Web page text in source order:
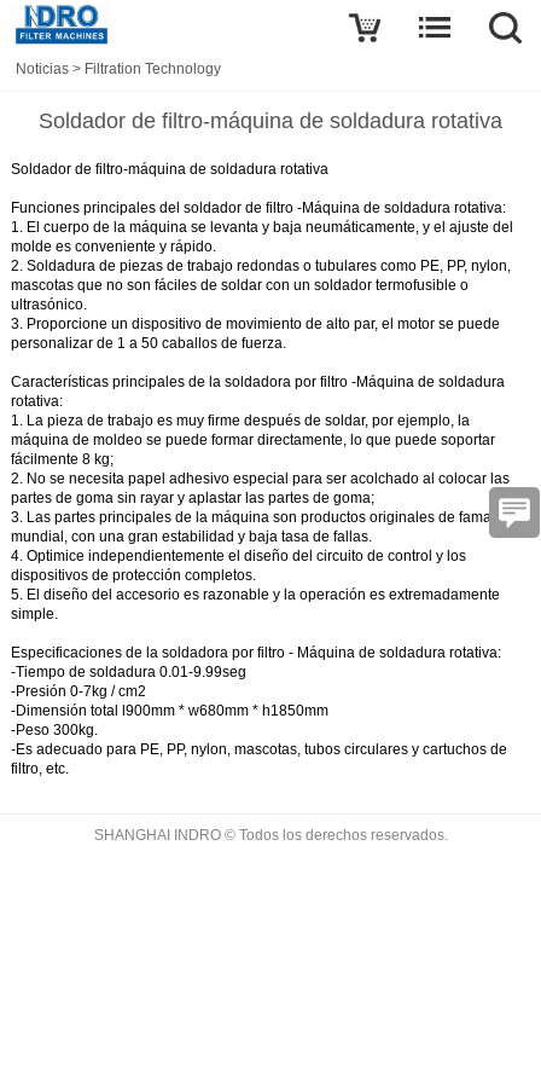
Noticias > Filtration Technology
Soldador de filtro-máquina de soldadura rotativa
Soldador de filtro-máquina de soldadura rotativa
Funciones principales del soldador de filtro -Máquina de soldadura rotativa:
1. El cuerpo de la máquina se levanta y baja neumáticamente, y el ajuste del
molde es conveniente y rápido.
2. Soldadura de piezas de trabajo redondas o tubulares como PE, PP, nylon,
mascotas que no son fáciles de soldar con un soldador termofusible o
ultrasónico.
3. Proporcione un dispositivo de movimiento de alto par, el motor se puede
personalizar de 1 a 50 caballos de fuerza.
Características principales de la soldadora por filtro -Máquina de soldadura
rotativa:
1. La pieza de trabajo es muy firme después de soldar, por ejemplo, la
máquina de moldeo se puede formar directamente, lo que puede soportar
fácilmente 8 kg;
2. No se necesita papel adhesivo especial para ser acolchado al colocar las
partes de goma sin rayar y aplastar las partes de goma;
3. Las partes principales de la máquina son productos originales de fama
mundial, con una gran estabilidad y baja tasa de fallas.
4. Optimice independientemente el diseño del circuito de control y los
dispositivos de protección completos.
5. El diseño del accesorio es razonable y la operación es extremadamente
simple.
Especificaciones de la soldadora por filtro - Máquina de soldadura rotativa:
-Tiempo de soldadura 0.01-9.99seg
-Presión 0-7kg / cm2
-Dimensión total l900mm * w680mm * h1850mm
-Peso 300kg.
-Es adecuado para PE, PP, nylon, mascotas, tubos circulares y cartuchos de
filtro, etc.
SHANGHAI INDRO © Todos los derechos reservados.